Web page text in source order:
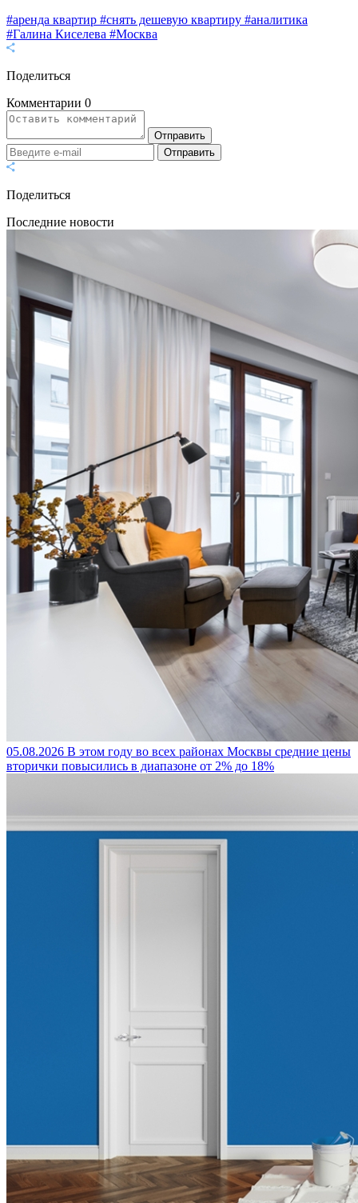
#аренда квартир #снять дешевую квартиру #аналитика
#Галина Киселева #Москва
Поделиться
Комментарии 0
Отправить
Отправить
Поделиться
Последние новости
05.08.2026 В этом году во всех районах Москвы средние цены
вторички повысились в диапазоне от 2% до 18%